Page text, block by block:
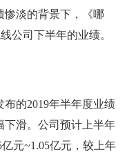
惨淡的背景下，《哪
公司下半年的业绩。
的2019年半年度业绩
下滑。公司预计上半年
元~1.05亿元，较上年